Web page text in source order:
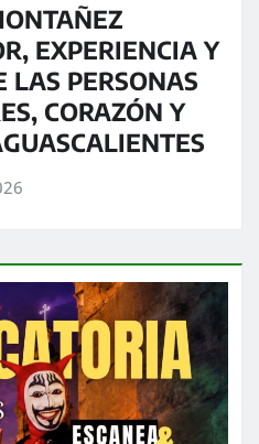
EXPERIENCIA Y
LAS PERSONAS
CORAZÓN Y